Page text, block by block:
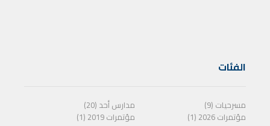
الفئات
مسرحيات (9)
مدارس أحد (20)
مؤتمرات 2026 (1)
مؤتمرات 2019 (1)